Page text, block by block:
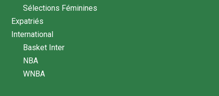
Sélections Féminines
Expatriés
International
Basket Inter
NBA
WNBA